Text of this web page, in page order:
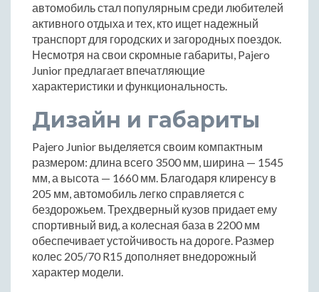
автомобиль стал популярным среди любителей
активного отдыха и тех, кто ищет надежный
транспорт для городских и загородных поездок.
Несмотря на свои скромные габариты, Pajero
Junior предлагает впечатляющие
характеристики и функциональность.
Дизайн и габариты
Pajero Junior выделяется своим компактным
размером: длина всего 3500 мм, ширина — 1545
мм, а высота — 1660 мм. Благодаря клиренсу в
205 мм, автомобиль легко справляется с
бездорожьем. Трехдверный кузов придает ему
спортивный вид, а колесная база в 2200 мм
обеспечивает устойчивость на дороге. Размер
колес 205/70 R15 дополняет внедорожный
характер модели.